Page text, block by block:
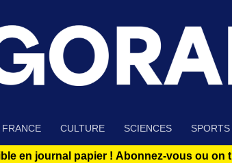
FRANCE CULTURE SCIENCES SPORTS
en journal papier ! Abonnez-vous ou on